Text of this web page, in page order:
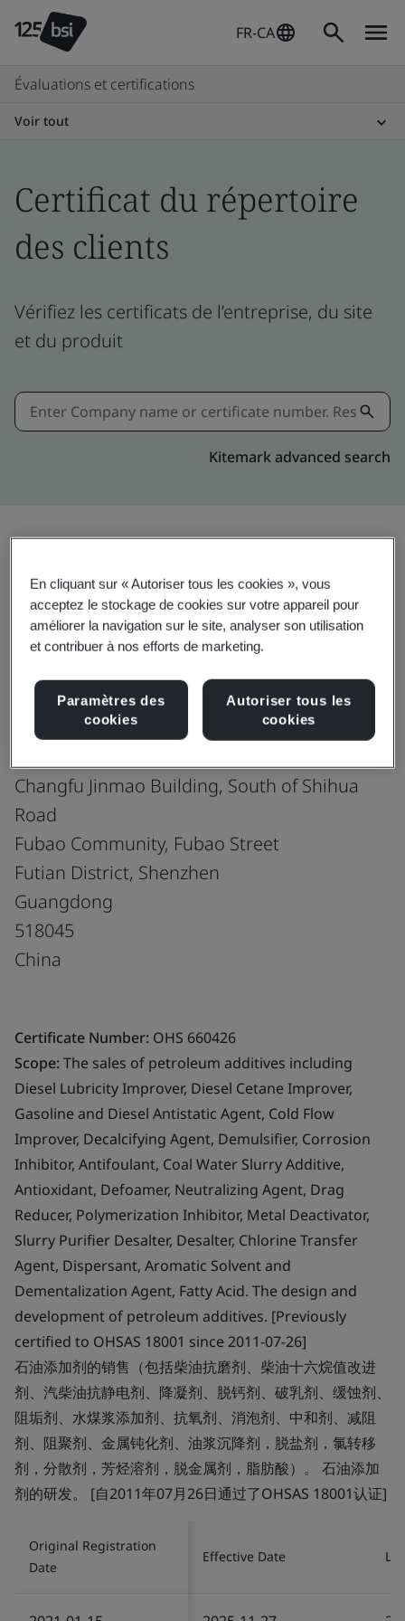
FR-CA
Évaluations et certifications
Voir tout
Certificat du répertoire
des clients
Vérifiez les certificats de l’entreprise, du site
et du produit
Kitemark advanced search
ISO 45001:2018
G Innovation Inc.
Changfu Jinmao Building, South of Shihua
Road
Fubao Community, Fubao Street
Futian District, Shenzhen
Guangdong
518045
China
Certificate Number: OHS 660426
Scope:The sales of petroleum additives including
Diesel Lubricity Improver, Diesel Cetane Improver,
Gasoline and Diesel Antistatic Agent, Cold Flow
Improver, Decalcifying Agent, Demulsifier, Corrosion
Inhibitor, Antifoulant, Coal Water Slurry Additive,
Antioxidant, Defoamer, Neutralizing Agent, Drag
Reducer, Polymerization Inhibitor, Metal Deactivator,
Slurry Purifier Desalter, Desalter, Chlorine Transfer
Agent, Dispersant, Aromatic Solvent and
Dementalization Agent, Fatty Acid. The design and
development of petroleum additives. [Previously
certified to OHSAS 18001 since 2011-07-26]
石油添加剂的销售（包括柴油抗磨剂、柴油十六烷值改进
剂、汽柴油抗静电剂、降凝剂、脱钙剂、破乳剂、缓蚀剂、
阻垢剂、水煤浆添加剂、抗氧剂、消泡剂、中和剂、减阻
剂、阻聚剂、金属钝化剂、油浆沉降剂，脱盐剂，氯转移
剂，分散剂，芳烃溶剂，脱金属剂，脂肪酸）。 石油添加
剂的研发。 [自2011年07月26日通过了OHSAS 18001认证]
Original Registration
Date
Effective Date
En cliquant sur « Autoriser tous les cookies », vous
acceptez le stockage de cookies sur votre appareil pour
améliorer la navigation sur le site, analyser son utilisation
et contribuer à nos efforts de marketing.
Paramètres des
cookies
Autoriser tous les
cookies